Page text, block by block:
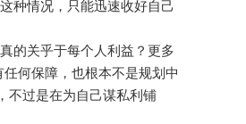
种情况，只能迅速收好自己
的关乎于每个人利益？更多
何保障，也根本不是规划中
不过是在为自己谋私利铺